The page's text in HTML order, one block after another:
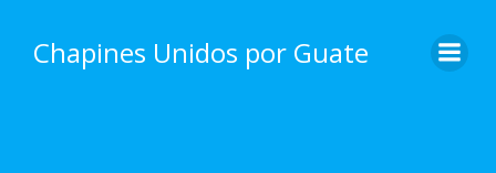
content
Chapines Unidos por Guate